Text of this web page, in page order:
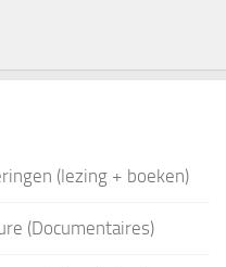
(lezing + boeken)
(Documentaires)